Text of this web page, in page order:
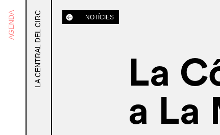
AGENDA LA CENTRAL DEL CIRC NOTÍCIES
La
a La